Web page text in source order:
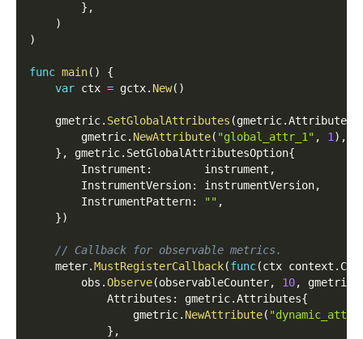
} ,
)
)
func main( )
{
var ctx = gctx. New( )
    gmetric
. SetGlobalAttributes (gmetric.Attributes
        gmetric
. NewAttribute( "global_attr_1" , 1 ) ,
} , gmetric. SetGlobalAttributesOption{
        Instrument
:
        instrument
,
        InstrumentVersion
: instrumentVersion,
        InstrumentPattern
: "" ,
})
// Callback for observable metrics.
    meter
.MustRegisterCallback(func(ctx context .
        obs
.Observe(observableCounter, 10, gmetric
            Attributes
: gmetric.Attributes{
                gmetric
. NewAttribute(
} ,